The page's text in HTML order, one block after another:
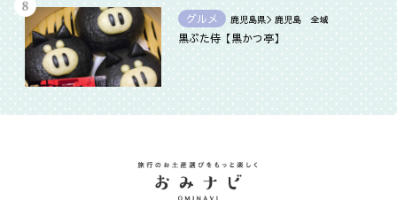
グルメ 鹿児島県＞鹿児島 全域
黒ぶた侍【黒かつ亭】